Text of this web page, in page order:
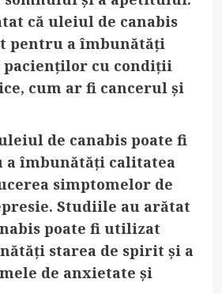
că uleiul de canabis
pentru a îmbunătăți
cu condiții
cum ar fi cancerul și
de canabis poate fi
îmbunătăți calitatea
simptomelor de
Studiile au arătat
poate fi utilizat
starea de spirit și a
de anxietate și